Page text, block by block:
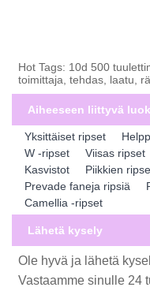
Hot Tags: 10d 500
toimittaja, tehdas, laatu,
Aiheeseen liittyvä
Yksittäiset ripset
W -ripset
Viisas ripset
Kasvistot
Piikkien
Prevade faneja ripsiä
Camellia -ripset
Lähetä kysely
Ole hyvä ja lähetä
Vastaamme sinulle 24